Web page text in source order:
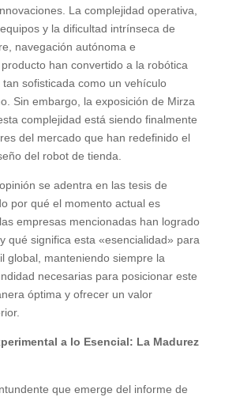
La complejidad operativa,
y la dificultad intrínseca de
navegación autónoma e
han convertido a la robótica
sofisticada como un vehículo
Sin embargo, la exposición de Mirza
complejidad está siendo finalmente
del mercado que han redefinido el
del robot de tienda.
se adentra en las tesis de
por qué el momento actual es
empresas mencionadas han logrado
qué significa esta «esencialidad» para
global, manteniendo siempre la
necesarias para posicionar este
óptima y ofrecer un valor
a lo Esencial: La Madurez
que emerge del informe de